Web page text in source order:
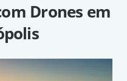
Drones em